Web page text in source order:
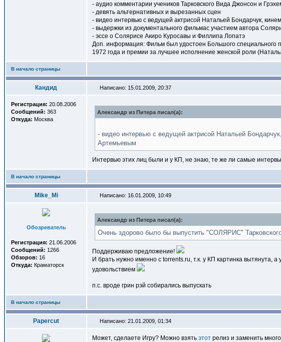
- аудио комментарии учеников Тарковского Вида Джонсон и
- девять альтернативных и вырезанных сцен
- видео интервью с ведущей актрисой Натальей Бондарчук,
- выдержки из документального фильмас участием автора
- эссе о Солярисе Акиро Куросавы и Филлипа Лопатэ
Доп. информация: Фильм был удостоен Большого специального
1972 года и премии за лучшее исполнение женской роли
В начало страницы
Кандид Написано: 15.01.2009, 20:37
Регистрация: 20.08.2006
Сообщений: 363
Откуда: Москва
Александр из Питера писал(a):
- видео интервью с ведущей актрисой Натальей
Артемьевым
Интервью этих лиц были и у КП, не знаю, те же ли самые
В начало страницы
Mike_Mi Написано: 16.01.2009, 10:49
Обозреватель
Регистрация: 21.06.2006
Сообщений: 1266
Обзоров: 16
Откуда: Краматорск
Александр из Питера писал(a):
Очень здорово было бы выпустить "СОЛЯРИС"
Поддерживаю предложение!
И брать нужно именно с torrents.ru, т.к. у КП картинка
удовольствием
п.с. вроде грин рэй собирались выпускать
В начало страницы
Papercut Написано: 21.01.2009, 01:34
Может, сделаете Игру? Можно взять этот релиз и заменить